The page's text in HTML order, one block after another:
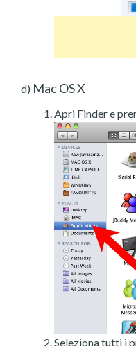
d) Mac OS X
Apri Finder e
Seleziona tutti i